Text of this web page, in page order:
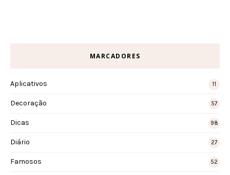
MARCADORES
Aplicativos 11
Decoração 57
Dicas 98
Diário 27
Famosos 52